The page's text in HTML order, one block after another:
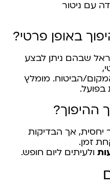
עם ניטור
באופן פרטי?
שבהם ניתן לבצע
הביטוח. מומלץ
ההיפוך?
יחסית, אך הבדיקות
זמן.
ולעיתים ליום חופש.